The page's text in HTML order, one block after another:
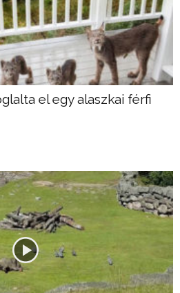
el egy alaszkai férfi